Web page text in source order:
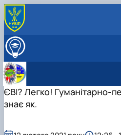
ПРО КАФЕДРУ
Профорієнтаційна
Науково-дослідна
ОСВІТНІЙ ПРОЦЕС
НАУКОВА РОБОТА
СКЛАД КАФЕДРИ
ГУРТКИ
Студентський
ЄВІ? Легко! Гуманітарно-
знає як.